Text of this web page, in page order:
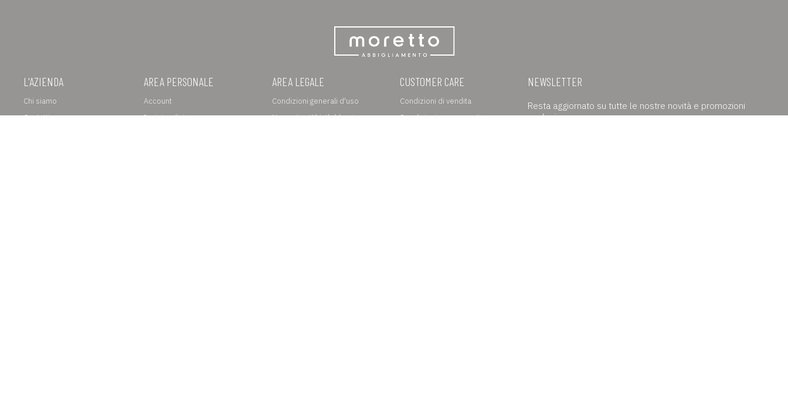
L'AZIENDA
Chi siamo
Contatti
AREA PERSONALE
Account
I miei ordini
AREA LEGALE
Condizioni generali d'uso
Normativa Whistleblowing
CUSTOMER CARE
Condizioni di vendita
Spedizioni e pagamenti
NEWSLETTER
Resta aggiornato su tutte le nostre novità e promozioni
esclusive